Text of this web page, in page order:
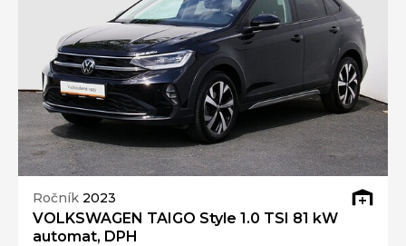
Ročník 2023
VOLKSWAGEN TAIGO Style 1.0 TSI 81 kW
automat, DPH